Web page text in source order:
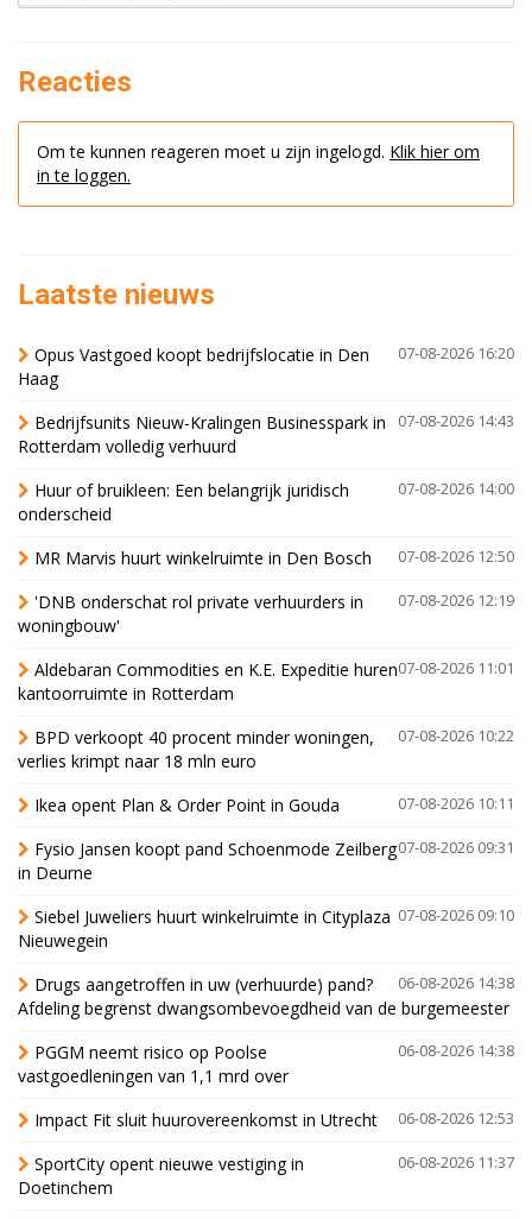
Reacties
Om te kunnen reageren moet u zijn ingelogd. Klik hier om
in te loggen.
Laatste nieuws
07-08-2026 16:20
Opus Vastgoed koopt bedrijfslocatie in Den
Haag
07-08-2026 14:43
Bedrijfsunits Nieuw-Kralingen Businesspark in
Rotterdam volledig verhuurd
07-08-2026 14:00
Huur of bruikleen: Een belangrijk juridisch
onderscheid
07-08-2026 12:50
MR Marvis huurt winkelruimte in Den Bosch
07-08-2026 12:19
'DNB onderschat rol private verhuurders in
woningbouw'
07-08-2026 11:01
Aldebaran Commodities en K.E. Expeditie huren
kantoorruimte in Rotterdam
07-08-2026 10:22
BPD verkoopt 40 procent minder woningen,
verlies krimpt naar 18 mln euro
07-08-2026 10:11
Ikea opent Plan & Order Point in Gouda
07-08-2026 09:31
Fysio Jansen koopt pand Schoenmode Zeilberg
in Deurne
07-08-2026 09:10
Siebel Juweliers huurt winkelruimte in Cityplaza
Nieuwegein
06-08-2026 14:38
Drugs aangetroffen in uw (verhuurde) pand?
Afdeling begrenst dwangsombevoegdheid van de burgemeester
06-08-2026 14:38
PGGM neemt risico op Poolse
vastgoedleningen van 1,1 mrd over
06-08-2026 12:53
Impact Fit sluit huurovereenkomst in Utrecht
06-08-2026 11:37
SportCity opent nieuwe vestiging in
Doetinchem